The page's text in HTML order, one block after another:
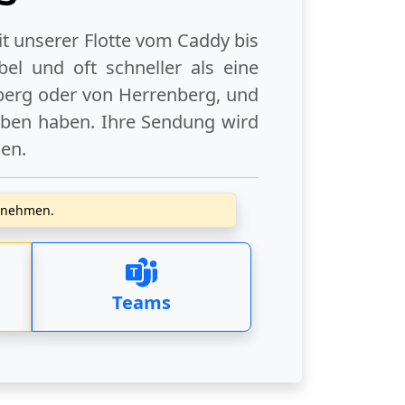
unserer Flotte vom Caddy bis
und oft schneller als eine
odervon Herrenberg, und
haben. Ihre Sendung wird
.
Teams